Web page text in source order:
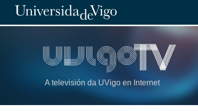
A televisión da UVigo en Internet